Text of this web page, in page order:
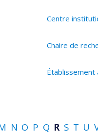
Centre
Chaire de
Établissement
N O P Q R S T U